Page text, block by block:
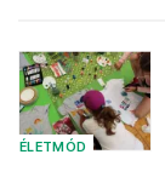
ÉLETMÓD